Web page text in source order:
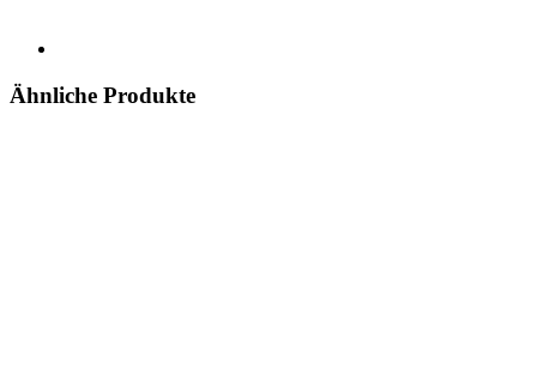
Ähnliche Produkte